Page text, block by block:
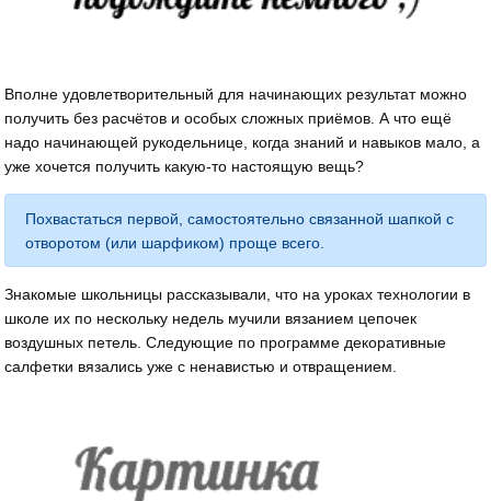
Вполне удовлетворительный для начинающих результат можно
получить без расчётов и особых сложных приёмов. А что ещё
надо начинающей рукодельнице, когда знаний и навыков мало, а
уже хочется получить какую-то настоящую вещь?
Похвастаться первой, самостоятельно связанной шапкой с
отворотом (или шарфиком) проще всего.
Знакомые школьницы рассказывали, что на уроках технологии в
школе их по нескольку недель мучили вязанием цепочек
воздушных петель. Следующие по программе декоративные
салфетки вязались уже с ненавистью и отвращением.